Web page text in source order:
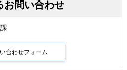
お問い合わせ